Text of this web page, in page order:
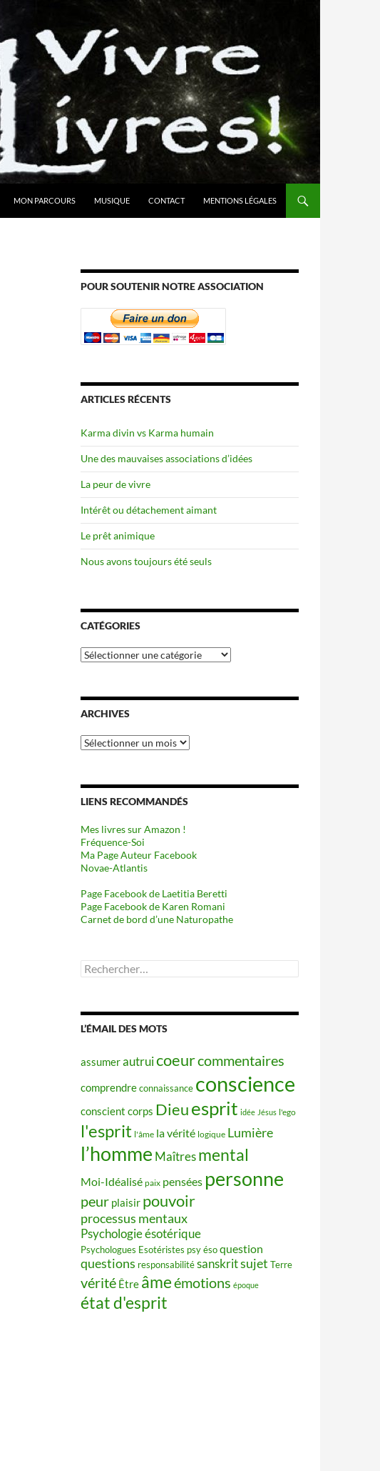
MON PARCOURS MUSIQUE CONTACT MENTIONS LÉGALES
POUR SOUTENIR NOTRE ASSOCIATION
ARTICLES RÉCENTS
Karma divin vs Karma humain
Une des mauvaises associations d’idées
La peur de vivre
Intérêt ou détachement aimant
Le prêt animique
Nous avons toujours été seuls
CATÉGORIES
Catégories
ARCHIVES
Archives
LIENS RECOMMANDÉS
Mes livres sur Amazon !
Fréquence-Soi
Ma Page Auteur Facebook
Novae-Atlantis
Page Facebook de Laetitia Beretti
Page Facebook de Karen Romani
Carnet de bord d’une Naturopathe
Rechercher :
L’ÉMAIL DES MOTS
assumerautruicoeurcommentaires
comprendreconnaissance conscience
conscient corps Dieuesprit idée Jésus l'ego
l'esprit l'âme la vérité logique Lumière
l’homme Maîtres mental
Moi-Idéalisé paix pensées personne
peur plaisir pouvoir
processus mentaux
Psychologie ésotérique
Psychologues Esotéristes psy ésoquestion
questions responsabilitésanskritsujet Terre
vérité Être âmeémotions époque
état d'esprit